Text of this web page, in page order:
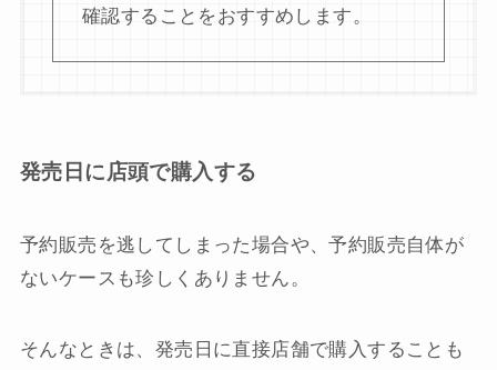
確認することをおすすめします。
発売日に店頭で購入する
予約販売を逃してしまった場合や、予約販売自体が
ないケースも珍しくありません。
そんなときは、発売日に直接店舗で購入することも